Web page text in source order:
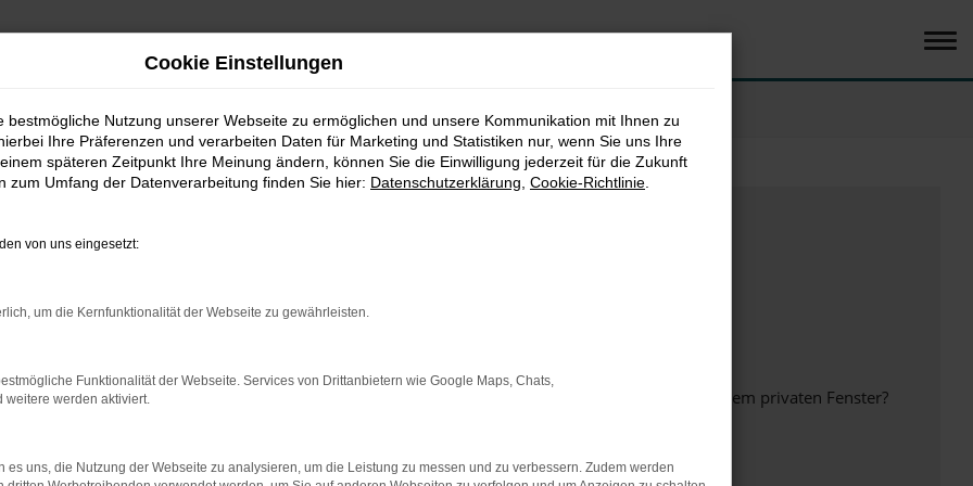
bestimmter Seiten verhindern. Funktioniert die Seite in einem anderen Browser oder in einem privaten Fenster?
beheben.
Cookie Einstellungen
bestmögliche Nutzung unserer Webseite zu ermöglichen und unsere Kommunikation mit Ihnen zu
Ihre Präferenzen und verarbeiten Daten für Marketing und Statistiken nur, wenn Sie uns Ihre
späteren Zeitpunkt Ihre Meinung ändern, können Sie die Einwilligung jederzeit für die Zukunft
zum Umfang der Datenverarbeitung finden Sie hier: Datenschutzerklärung Cookie-Richtlinie
von uns eingesetzt:
um die Kernfunktionalität der Webseite zu gewährleisten.
Funktionalität der Webseite. Services von Drittanbietern wie Google Maps, Chats,
weitere werden aktiviert.
es uns, die Nutzung der Webseite zu analysieren, um die Leistung zu messen und zu verbessern. Zudem werden